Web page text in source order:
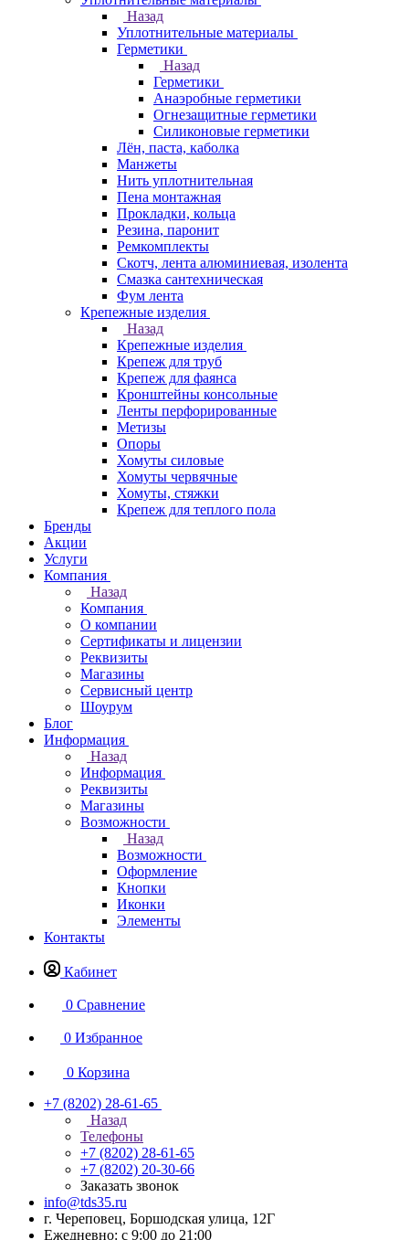
Назад
Уплотнительные материалы
Герметики
Назад
Герметики
Анаэробные герметики
Огнезащитные герметики
Силиконовые герметики
Лён, паста, каболка
Манжеты
Нить уплотнительная
Пена монтажная
Прокладки, кольца
Резина, паронит
Ремкомплекты
Скотч, лента алюминиевая, изолента
Смазка сантехническая
Фум лента
Крепежные изделия
Назад
Крепежные изделия
Крепеж для труб
Крепеж для фаянса
Кронштейны консольные
Ленты перфорированные
Метизы
Опоры
Хомуты силовые
Хомуты червячные
Хомуты, стяжки
Крепеж для теплого пола
Бренды
Акции
Услуги
Компания
Назад
Компания
О компании
Сертификаты и лицензии
Реквизиты
Магазины
Сервисный центр
Шоурум
Блог
Информация
Назад
Информация
Реквизиты
Магазины
Возможности
Назад
Возможности
Оформление
Кнопки
Иконки
Элементы
Контакты
Кабинет
0 Сравнение
0 Избранное
0 Корзина
+7 (8202) 28‑61-65
Назад
Телефоны
+7 (8202) 28‑61-65
+7 (8202) 20‑30-66
Заказать звонок
info@tds35.ru
г. Череповец, Боршодская улица, 12Г
Ежедневно: с 9:00 до 21:00